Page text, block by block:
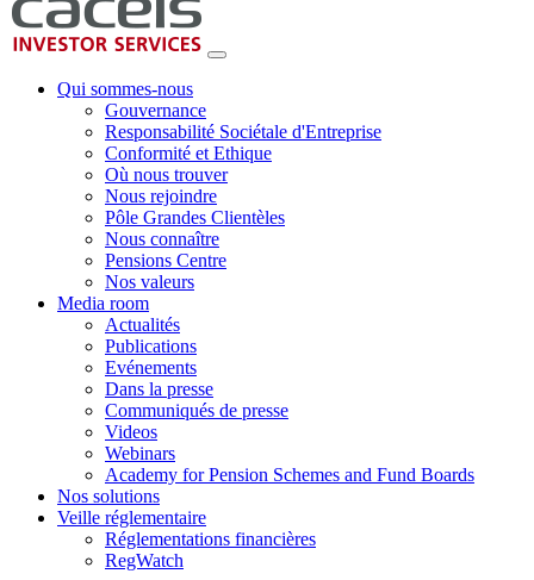
Qui sommes-nous
Gouvernance
Responsabilité Sociétale d'Entreprise
Conformité et Ethique
Où nous trouver
Nous rejoindre
Pôle Grandes Clientèles
Nous connaître
Pensions Centre
Nos valeurs
Media room
Actualités
Publications
Evénements
Dans la presse
Communiqués de presse
Videos
Webinars
Academy for Pension Schemes and Fund Boards
Nos solutions
Veille réglementaire
Réglementations financières
RegWatch